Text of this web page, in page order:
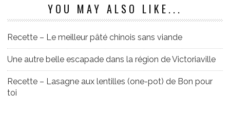
YOU MAY ALSO LIKE...
Recette – Le meilleur pâté chinois sans viande
Une autre belle escapade dans la région de Victoriaville
Recette – Lasagne aux lentilles (one-pot) de Bon pour
toi